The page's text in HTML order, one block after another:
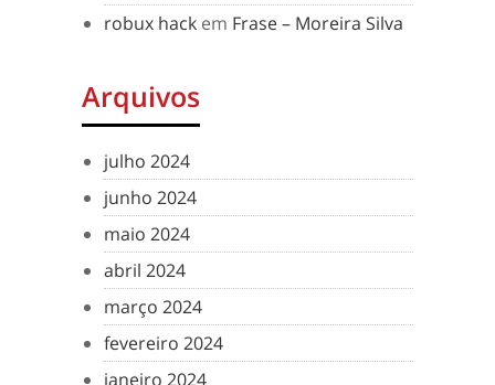
robux hack em Frase – Moreira Silva
Arquivos
julho 2024
junho 2024
maio 2024
abril 2024
março 2024
fevereiro 2024
janeiro 2024